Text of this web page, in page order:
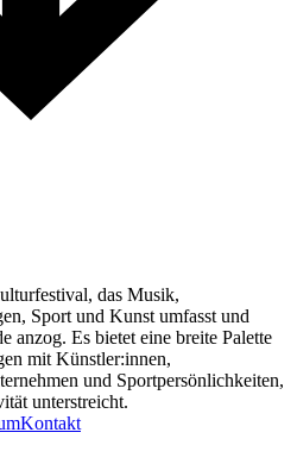
das Musik,
Sport und Kunst umfasst und
anzog. Es bietet eine breite Palette
mit Künstler:innen,
und Sportpersönlichkeiten,
unterstreicht.
Kontakt